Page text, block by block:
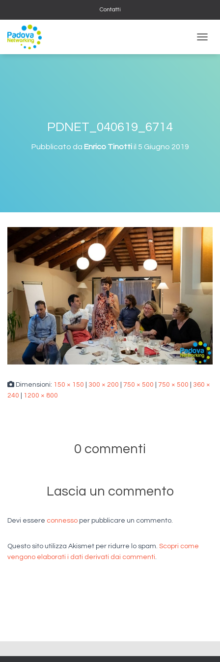
Contatti
PDNET_040619_6714
Pubblicato da Enrico Tinottiil 5 Giugno 2019
Dimensioni: 150 × 150 300 × 200 750 × 500 750 × 500
360 ×
240
1200 × 800
0 commenti
Lascia un commento
Devi essere connesso per pubblicare un commento.
Questo sito utilizza Akismet per ridurre lo spam. Scopri come
vengono elaborati i dati derivati dai commenti